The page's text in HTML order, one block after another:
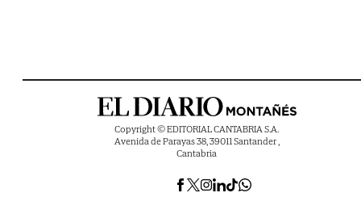
Copyright © EDITORIAL CANTABRIA S.A.
Avenida de Parayas 38, 39011 Santander ,
Cantabria